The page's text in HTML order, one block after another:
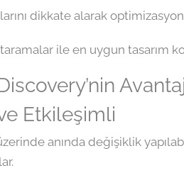
dikkate alarak
ile en uygun tasarım
ve Etkileşimli
anında değişiklik